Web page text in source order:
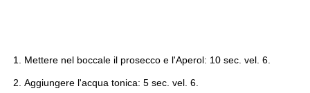
Mettere nel boccale il prosecco e l'Aperol: 10 sec. vel. 6.
Aggiungere l'acqua tonica: 5 sec. vel. 6.